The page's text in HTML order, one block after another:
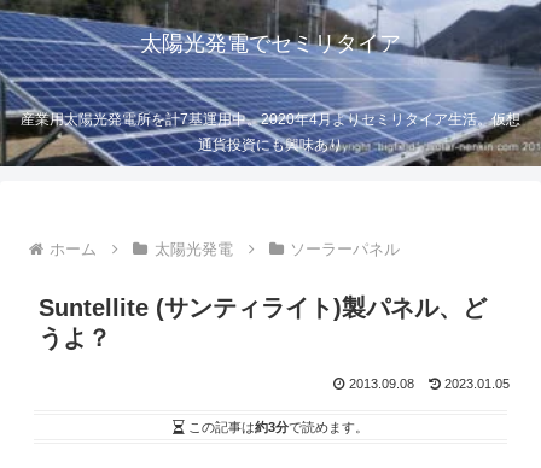
太陽光発電でセミリタイア
産業用太陽光発電所を計7基運用中。2020年4月よりセミリタイア生活。仮想
通貨投資にも興味あり
ホーム 太陽光発電 ソーラーパネル
Suntellite (サンティライト)製パネル、ど
うよ？
2013.09.08 2023.01.05
この記事は約3分で読めます。